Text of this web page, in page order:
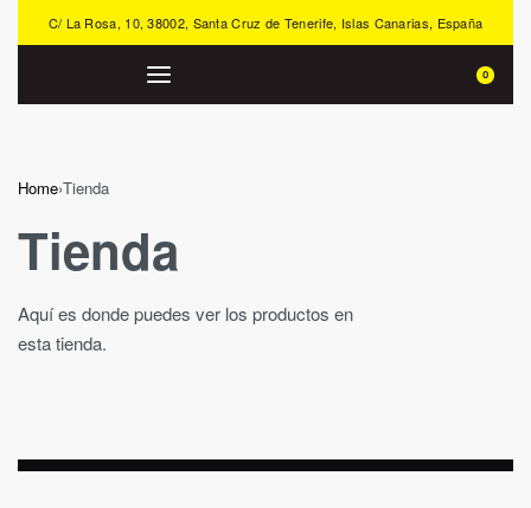
C/ La Rosa, 10, 38002, Santa Cruz de Tenerife, Islas Canarias, España
0
Home›Tienda
Tienda
Aquí es donde puedes ver los productos en
esta tienda.